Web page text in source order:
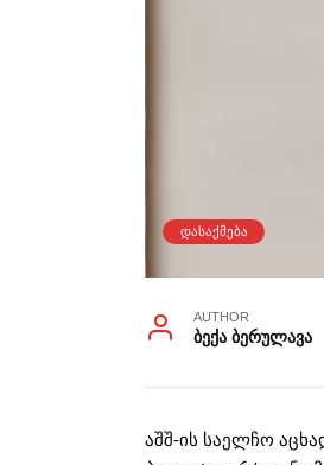
ᲓᲐᲡᲐᲥᲛᲔᲑᲐ
AUTHOR
ბექა ბერულავა
აშშ-ის საელჩო